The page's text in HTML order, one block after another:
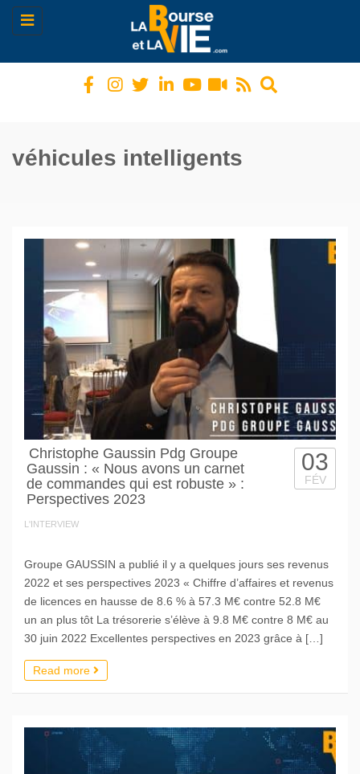
Toggle
navigation
véhicules intelligents
Christophe Gaussin Pdg Groupe
Gaussin : « Nous avons un carnet
de commandes qui est robuste » :
Perspectives 2023
L'INTERVIEW
03
FÉV
Groupe GAUSSIN a publié il y a quelques jours ses revenus
2022 et ses perspectives 2023 « Chiffre d’affaires et revenus
de licences en hausse de 8.6 % à 57.3 M€ contre 52.8 M€
un an plus tôt La trésorerie s’élève à 9.8 M€ contre 8 M€ au
30 juin 2022 Excellentes perspectives en 2023 grâce à […]
Read more